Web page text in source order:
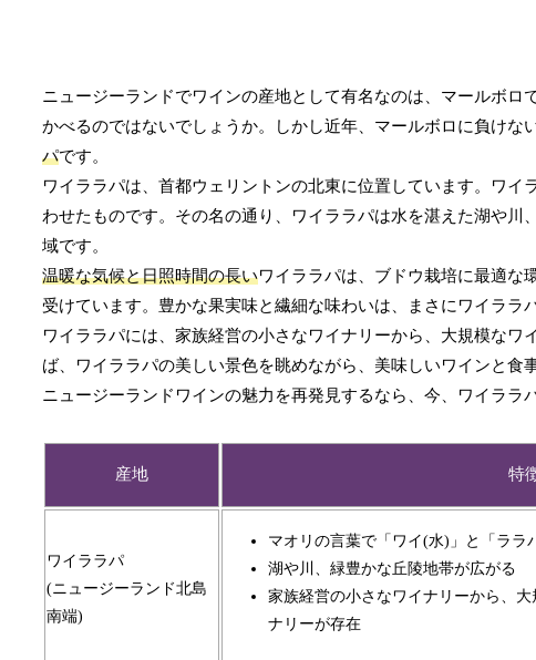
ニュージーランドでワインの産地として有名なのは、マールボ
かべるのではないでしょうか。しかし近年、マールボロに負けな
パです。
ワイララパは、首都ウェリントンの北東に位置しています。ワイ
わせたものです。その名の通り、ワイララパは水を湛えた湖や
域です。
温暖な気候と日照時間の長いワイララパは、ブドウ栽培に最適な
受けています。豊かな果実味と繊細な味わいは、まさにワイララ
ワイララパには、家族経営の小さなワイナリーから、大規模な
ば、ワイララパの美しい景色を眺めながら、美味しいワインと食
ニュージーランドワインの魅力を再発見するなら、今、ワイララ
産地 特
ワイララパ
(ニュージーランド北島
南端)
マオリの言葉で「ワイ(水)」と「ララ
湖や川、緑豊かな丘陵地帯が広がる
家族経営の小さなワイナリーから、
ナリーが存在